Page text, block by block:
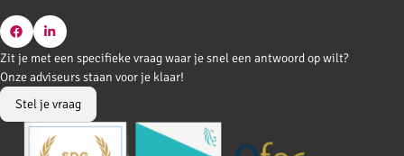
Go
to
Facebook
Go
to
LinkedIn
Zit je met een specifieke vraag waar je snel een antwoord op wilt?
Onze adviseurs staan voor je klaar!
Stel je vraag